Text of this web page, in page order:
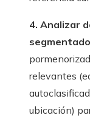
4. Analizar
relevantes
ubicación)